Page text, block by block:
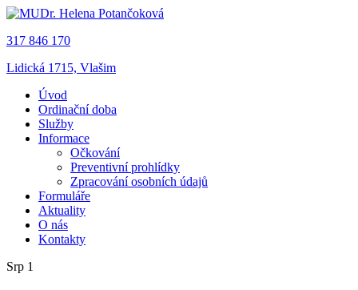
317 846 170
Lidická 1715, Vlašim
Úvod
Ordinační doba
Služby
Informace
Očkování
Preventivní prohlídky
Zpracování osobních údajů
Formuláře
Aktuality
O nás
Kontakty
Srp 1